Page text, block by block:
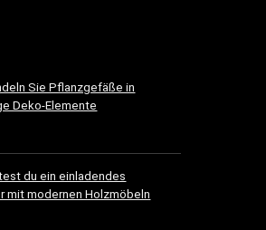
Sie Pflanzgefäße in
Deko-Elemente
du ein einladendes
mit modernen Holzmöbeln